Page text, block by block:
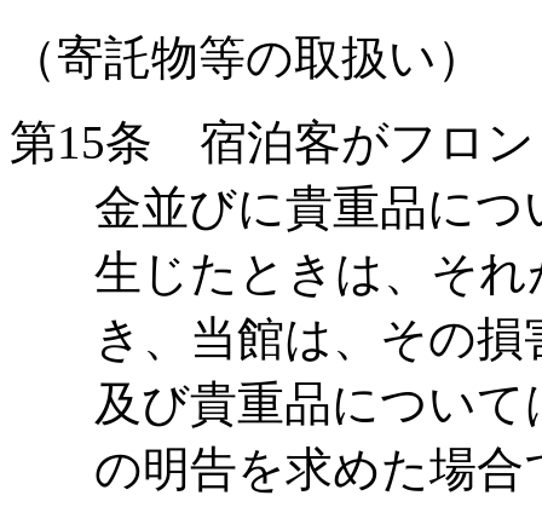
（寄託物等の取扱い）
第15条 宿泊客がフロン
金並びに貴重品に
生じたときは、そ
き、当館は、その
及び貴重品につい
の明告を求めた場